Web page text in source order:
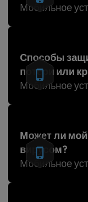
Мобильное
Способы
потери или
Мобильное
Может ли мой
вирусом?
Мобильное